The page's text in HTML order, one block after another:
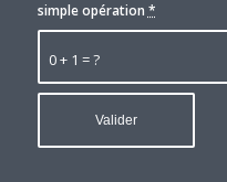
0 + 1 = ?
simple opération *